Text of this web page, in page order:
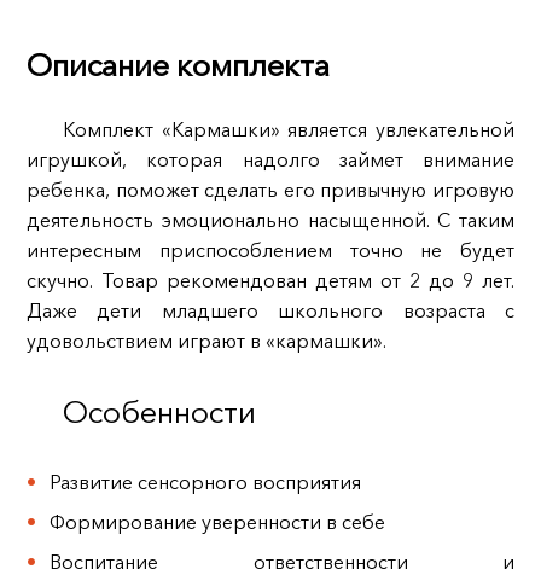
Описание комплекта
Комплект «Кармашки» является увлекательной
игрушкой, которая надолго займет внимание
ребенка, поможет сделать его привычную игровую
деятельность эмоционально насыщенной. С таким
интересным приспособлением точно не будет
скучно. Товар рекомендован детям от 2 до 9 лет.
Даже дети младшего школьного возраста с
удовольствием играют в «кармашки».
Особенности
Развитие сенсорного восприятия
Формирование уверенности в себе
Воспитание ответственности и